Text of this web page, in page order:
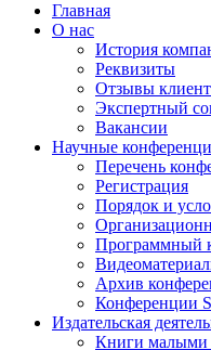
Главная
О нас
История
Реквизиты
Отзывы
Экспертный
Вакансии
Научные
Перечень
Регистрация
Порядок и
Программный
Архив
Конференции
Издательская
Книги малыми